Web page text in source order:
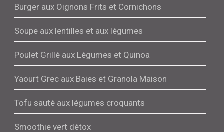
Burger aux Oignons Frits et Cornichons
Soupe aux lentilles et aux légumes
Poulet Grillé aux Légumes et Quinoa
Yaourt Grec aux Baies et Granola Maison
Tofu sauté aux légumes croquants
Smoothie vert détox